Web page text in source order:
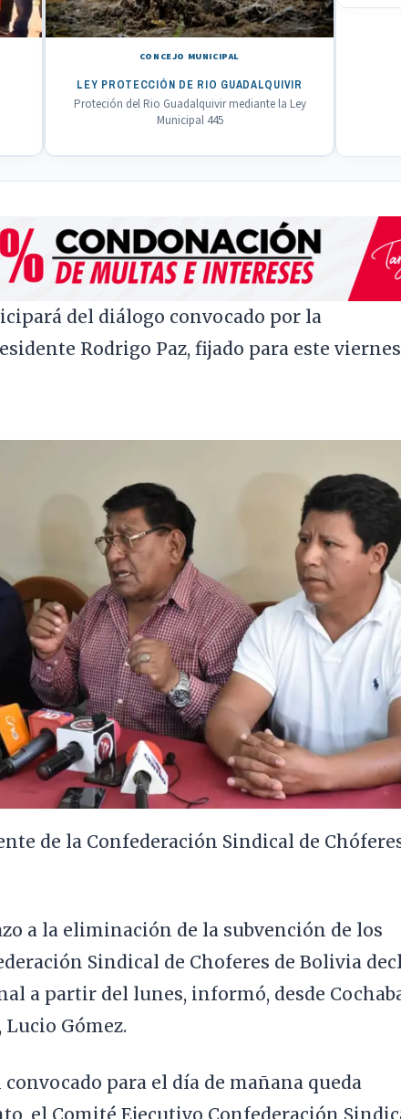
CONCEJO MUNICIPAL
LEY PROTECCIÓN DE RIO GUADALQUIVIR
Proteción del Rio Guadalquivir mediante la Ley
Municipal 445
del diálogo convocado por la
Rodrigo Paz, fijado para este
de la Confederación Sindical de
a la eliminación de la subvención de los
Sindical de Choferes de Bolivia
a partir del lunes, informó, desde
Gómez.
para el día de mañana queda
el Comité Ejecutivo Confederación